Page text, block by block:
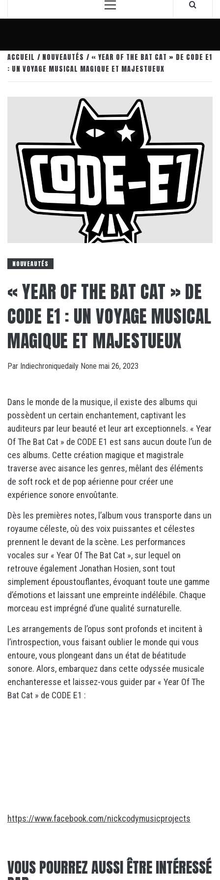
Menu
ACCUEIL NOUVEAUTÉS
« YEAR OF THE BAT CAT » DE CODE E1
: UN VOYAGE MUSICAL MAGIQUE ET MAJESTUEUX
NOUVEAUTÉS
« YEAR OF THE BAT CAT » DE
CODE E1 : UN VOYAGE MUSICAL
MAGIQUE ET MAJESTUEUX
Par Indiechroniquedaily None mai 26, 2023
Dans le monde de la musique, il existe des albums qui
possèdent un certain enchantement, captivant les
auditeurs par leur beauté et leur art exceptionnels. « Year
Of The Bat Cat » de CODE E1 est sans aucun doute l’un de
ces albums. Cette création magique et magistrale
traverse avec aisance les genres, mêlant des éléments
de soft rock et de pop aérienne pour créer une
expérience sonore envoûtante.
Dès les premières notes, l’album vous transporte dans un
royaume céleste, où des voix puissantes et célestes
prennent le devant de la scène. Les performances
vocales sur « Year Of The Bat Cat », sur lequel on
retrouve également Jonathan Hosien, sont tout
simplement époustouflantes, évoquant toute une gamme
d’émotions et laissant une empreinte indélébile. Chaque
morceau est imprégné d’une qualité surnaturelle.
Les arrangements de l’opus sont profonds et incitent à
l’introspection, vous faisant oublier le monde qui vous
entoure, vous plongeant dans un état de béatitude
sonore. Alors, embarquez dans cette odyssée musicale
enchanteresse et laissez-vous guider par « Year Of The
Bat Cat » de CODE E1 :
https://www.facebook.com/nickcodymusicprojects
VOUS POURREZ AUSSI ÊTRE INTÉRESSÉ